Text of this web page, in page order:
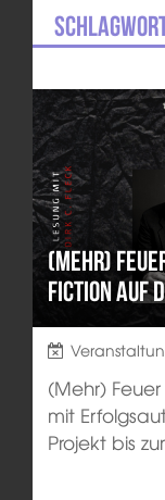
(Mehr)
Fiction auf
(Mehr)
mit
Projekt bis